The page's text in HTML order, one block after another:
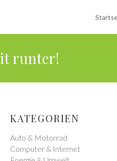
runter!
KATEGORIEN
Auto & Motorrad
Computer & Internet